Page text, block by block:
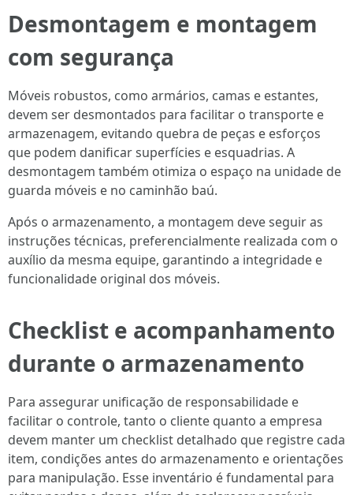
Desmontagem e montagem
com segurança
Móveis robustos, como armários, camas e estantes,
devem ser desmontados para facilitar o transporte e
armazenagem, evitando quebra de peças e esforços
que podem danificar superfícies e esquadrias. A
desmontagem também otimiza o espaço na unidade de
guarda móveis e no caminhão baú.
Após o armazenamento, a montagem deve seguir as
instruções técnicas, preferencialmente realizada com o
auxílio da mesma equipe, garantindo a integridade e
funcionalidade original dos móveis.
Checklist e acompanhamento
durante o armazenamento
Para assegurar unificação de responsabilidade e
facilitar o controle, tanto o cliente quanto a empresa
devem manter um checklist detalhado que registre cada
item, condições antes do armazenamento e orientações
para manipulação. Esse inventário é fundamental para